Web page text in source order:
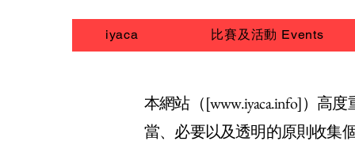
iyaca 比賽及活動 Events
本網站（[www.iyaca.info]）高度
當、必要以及透明的原則收集